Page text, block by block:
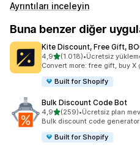
Ayrıntıları inceleyin
Buna benzer diğer
Kite Discount, Free Gift,
4,95 yıldız üzerinden
(1.018)
toplam 1018 değerlendirme
•Ücretsiz
Convert more: free gift, buy X
Built for Shopify
Bulk Discount Code Bot
4,95 yıldız üzerinden
(259)
toplam 259 değerlendirme
•Ücretsiz plan
Bulk discount code
Built for Shopify